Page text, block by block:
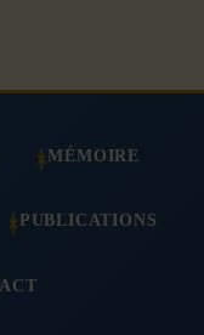
MÉMOIRE
PUBLICATIONS